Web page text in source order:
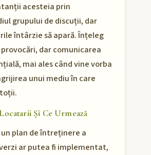
acesteia prin
grupului de discuții, dar
întârzie să apară. Înțeleg
dar comunicarea
mai ales când vine vorba
unui mediu în care
Și Ce Urmează
plan de întreținere a
ar putea fi implementat,